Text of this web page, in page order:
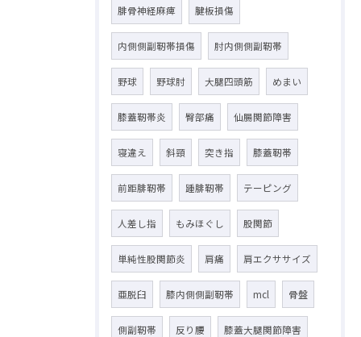
腓骨神経麻痺 腱板損傷
内側側副靭帯損傷 肘内側側副靭帯
野球 野球肘 大腿四頭筋 めまい
膝蓋靭帯炎 臀部痛 仙腸関節障害
寝違え 斜頸 突き指 膝蓋靭帯
前距腓靭帯 踵腓靭帯 テーピング
人差し指 もみほぐし 股関節
単純性股関節炎 肩痛 肩エクササイズ
亜脱臼 膝内側側副靭帯 mcl 骨盤
側副靭帯 反り腰 膝蓋大腿関節障害